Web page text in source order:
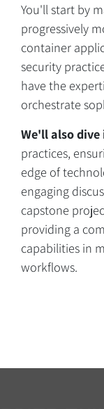
You'll start by
progressively
container
security
have the
orchestrate
We'll also
practices,
edge of
engaging
capstone
providing a
capabilities in
workflows.